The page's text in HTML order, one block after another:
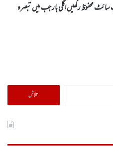
محفوظ رکھیں اگلی بار جب میں تبصرہ
تلاش
کریں